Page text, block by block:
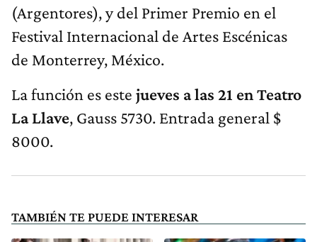
(Argentores), y del Primer Premio en el
Festival Internacional de Artes Escénicas
de Monterrey, México.
La función es este jueves a las 21 en Teatro
La Llave, Gauss 5730. Entrada general $
8000.
TAMBIÉN TE PUEDE INTERESAR